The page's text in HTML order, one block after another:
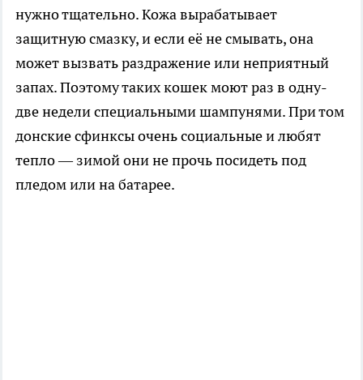
нужно тщательно. Кожа вырабатывает
защитную смазку, и если её не смывать, она
может вызвать раздражение или неприятный
запах. Поэтому таких кошек моют раз в одну-
две недели специальными шампунями. При том
донские сфинксы очень социальные и любят
тепло — зимой они не прочь посидеть под
пледом или на батарее.